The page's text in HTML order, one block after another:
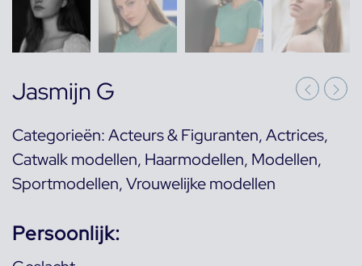
Jasmijn G
Categorieën:Acteurs & Figuranten,Actrices,
Catwalk modellen, Haarmodellen, Modellen,
Sportmodellen,Vrouwelijke modellen
Persoonlijk: